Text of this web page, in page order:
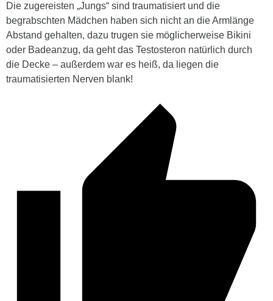
Die zugereisten „Jungs“ sind traumatisiert und die
begrabschten Mädchen haben sich nicht an die Armlänge
Abstand gehalten, dazu trugen sie möglicherweise Bikini
oder Badeanzug, da geht das Testosteron natürlich durch
die Decke – außerdem war es heiß, da liegen die
traumatisierten Nerven blank!